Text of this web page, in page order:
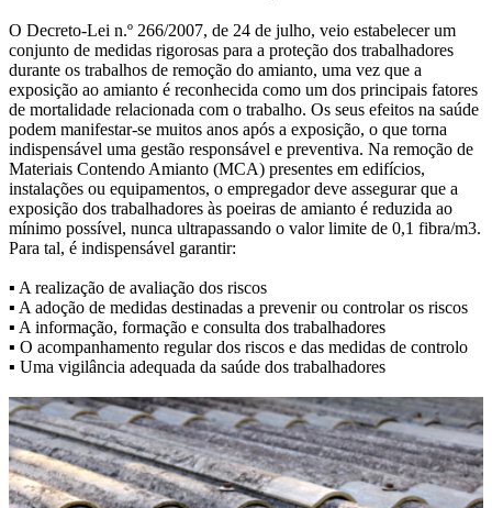
O Decreto-Lei n.º 266/2007, de 24 de julho, veio estabelecer um
conjunto de medidas rigorosas para a proteção dos trabalhadores
durante os trabalhos de remoção do amianto, uma vez que a
exposição ao amianto é reconhecida como um dos principais fatores
de mortalidade relacionada com o trabalho. Os seus efeitos na saúde
podem manifestar-se muitos anos após a exposição, o que torna
indispensável uma gestão responsável e preventiva. Na remoção de
Materiais Contendo Amianto (MCA) presentes em edifícios,
instalações ou equipamentos, o empregador deve assegurar que a
exposição dos trabalhadores às poeiras de amianto é reduzida ao
mínimo possível, nunca ultrapassando o valor limite de 0,1 fibra/m3.
Para tal, é indispensável garantir:
▪ A realização de avaliação dos riscos
▪ A adoção de medidas destinadas a prevenir ou controlar os riscos
▪ A informação, formação e consulta dos trabalhadores
▪ O acompanhamento regular dos riscos e das medidas de controlo
▪ Uma vigilância adequada da saúde dos trabalhadores